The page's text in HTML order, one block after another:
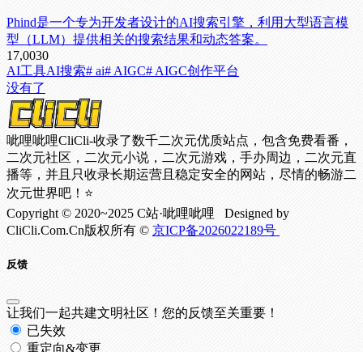
Phind是一个专为开发者设计的AI搜索引擎，利用大型语言模
型（LLM）提供相关的搜索结果和动态答案。
17,0030
AI工具AI搜索# ai# AIGC# AIGC创作平台
没有了
呲哩呲哩CliCli-收录了数千二次元优质站点，包含免费看番，
二次元社区，二次元小说，二次元游戏，手办周边，二次元直
播等，并且只收录长期运营且稳定安全的网站，尽情的畅游二
次元世界吧！⭐
Copyright © 2020~2025 C站·呲哩呲哩 Designed by
CliCli.Com.Cn版权所有 © 京ICP备2026022189号
反馈
让我们一起共建文明社区！您的反馈至关重要！
已失效
重定向&变更